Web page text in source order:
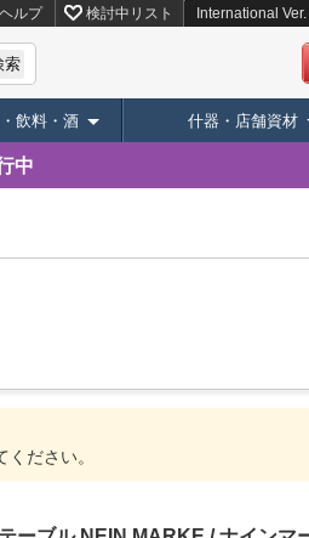
ルプ 検討中リスト International Ver.
索
飲料・酒 什器・店舗資材
中
ださい。